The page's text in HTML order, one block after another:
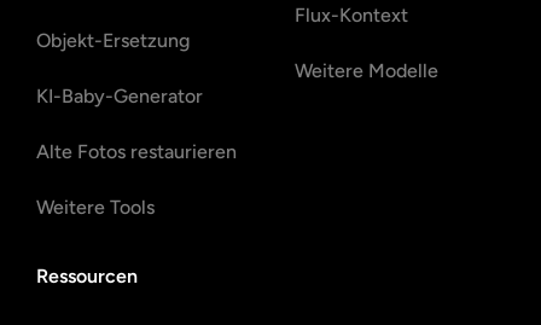
Objekt-Ersetzung
KI-Baby-Generator
Alte Fotos restaurieren
Weitere Tools
Flux-Kontext
Weitere Modelle
Ressourcen